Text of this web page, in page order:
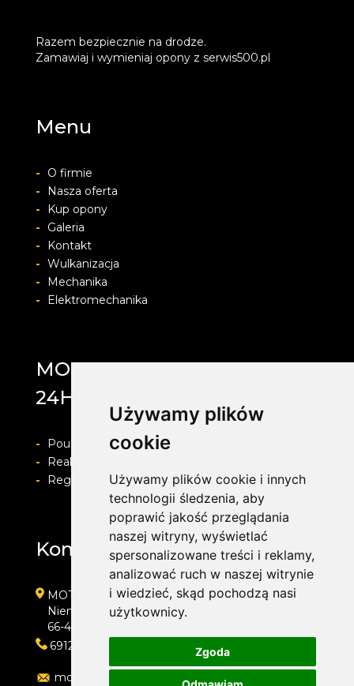
Używamy plików
cookie
Używamy plików cookie i innych
technologii śledzenia, aby
poprawić jakość przeglądania
naszej witryny, wyświetlać
spersonalizowane treści i reklamy,
analizować ruch w naszej witrynie
i wiedzieć, skąd pochodzą nasi
użytkownicy.
Zgoda
Razem bezpiecznie na drodze.
Zamawiaj i wymieniaj opony z serwis500.pl
Menu
-
O firmie
-
Nasza oferta
-
Kup opony
-
Galeria
-
Kontakt
- Wulkanizacja
-
Mechanika
-
Elektromechanika
MOTOLAB WULKANIZACJA
24H
-
Pouczenie o prawie do odstapienia od umowy
-
Realizacja zamówienia i formy płatności
-
Regulamin i Polityka prywatności
Kontakt
MOTOLAB WULKANIZACJA 24H
Niemcewicza 39
66-400 Gorzów Wielkopolski
691204767
motolab@onet.pl